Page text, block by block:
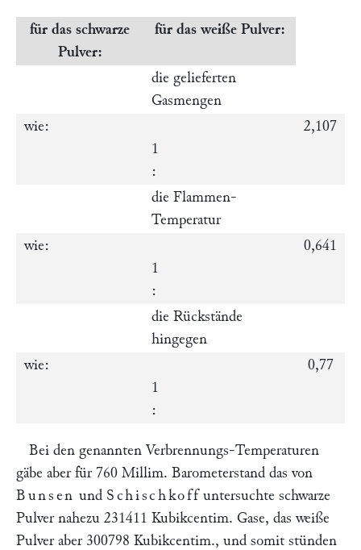
für das schwarze
Pulver:
für das weiße Pulver:
die gelieferten
Gasmengen
wie:
1
:
2,107
die Flammen-
Temperatur
wie:
1
:
0,641
die Rückstände
hingegen
wie:
1
:
0,77
Bei den genannten Verbrennungs-Temperaturen
gäbe aber für 760 Millim. Barometerstand das von
Bunsen und Schischkoff untersuchte schwarze
Pulver nahezu 231411 Kubikcentim. Gase, das weiße
Pulver aber 300798 Kubikcentim., und somit stünden